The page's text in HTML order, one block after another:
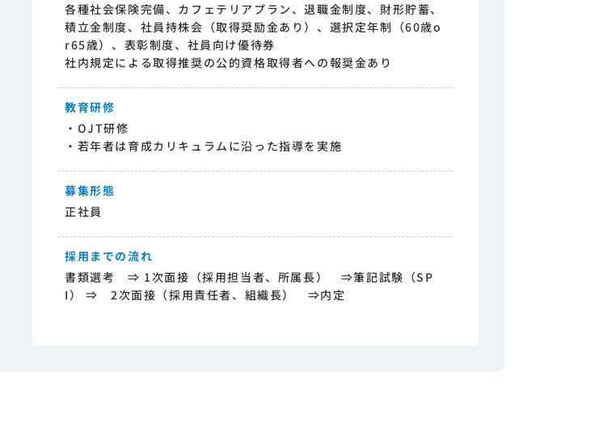
各種社会保険完備、カフェテリアプラン、退職金制度、財形貯蓄、
積立金制度、社員持株会（取得奨励金あり）、選択定年制（60歳o
r65歳）、表彰制度、社員向け優待券
社内規定による取得推奨の公的資格取得者への報奨金あり
教育研修
・OJT研修
・若年者は育成カリキュラムに沿った指導を実施
募集形態
正社員
採用までの流れ
書類選考 ⇒ 1次面接（採用担当者、所属長） ⇒筆記試験（SP
I） ⇒ 2次面接（採用責任者、組織長） ⇒内定